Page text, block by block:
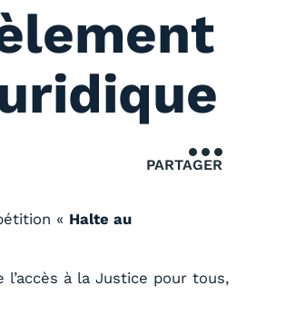
PARTAGER
« Halte au
à la Justice pour tous,